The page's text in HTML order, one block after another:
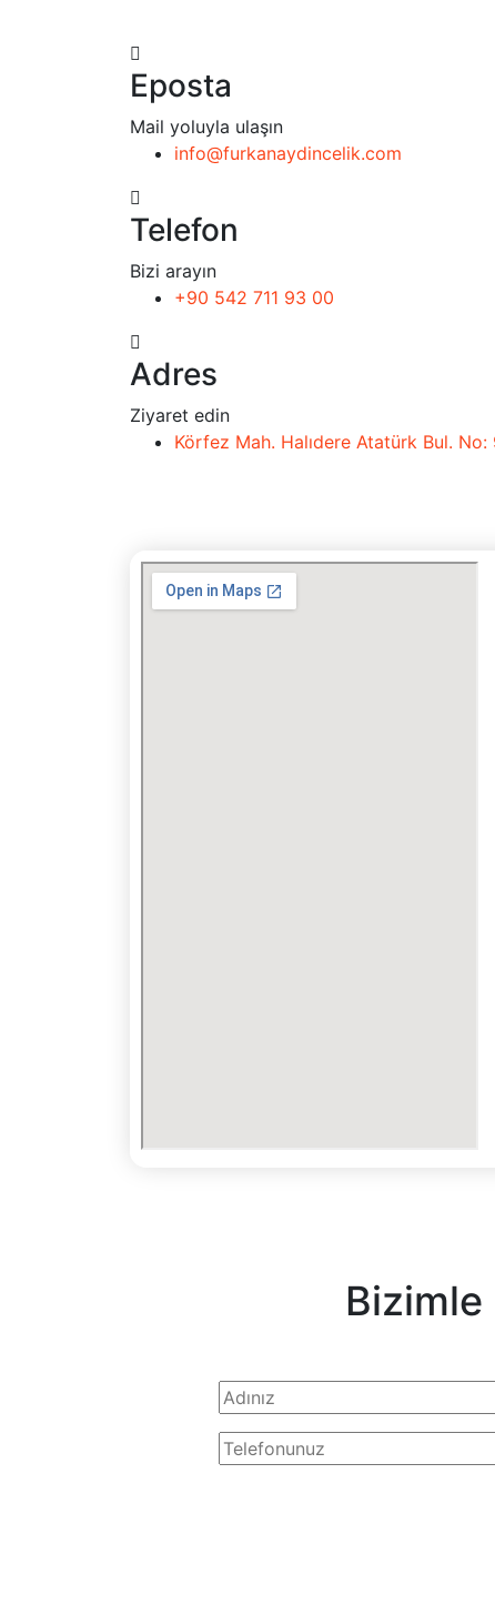
Eposta
Mail yoluyla ulaşın
info@furkanaydincelik.com
Telefon
Bizi arayın
+90 542 711 93 00
Adres
Ziyaret edin
Körfez Mah. Halıdere Atatürk Bul. No: